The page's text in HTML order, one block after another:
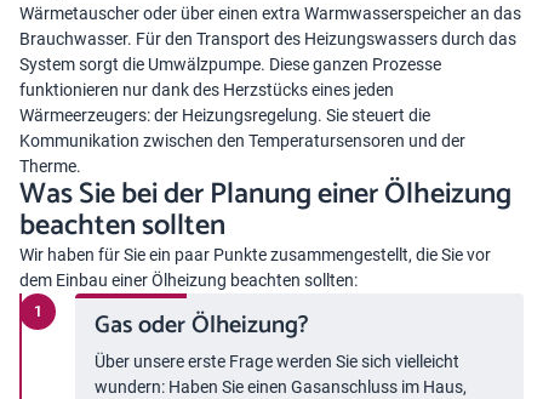
Wärmetauscher oder über einen extra Warmwasserspeicher an das
Brauchwasser. Für den Transport des Heizungswassers durch das
System sorgt die Umwälzpumpe. Diese ganzen Prozesse
funktionieren nur dank des Herzstücks eines jeden
Wärmeerzeugers: der Heizungsregelung. Sie steuert die
Kommunikation zwischen den Temperatursensoren und der
Therme.
Was Sie bei der Planung einer Ölheizung
beachten sollten
Wir haben für Sie ein paar Punkte zusammengestellt, die Sie vor
dem Einbau einer Ölheizung beachten sollten:
Gas oder Ölheizung?
Über unsere erste Frage werden Sie sich vielleicht
wundern: Haben Sie einen Gasanschluss im Haus,